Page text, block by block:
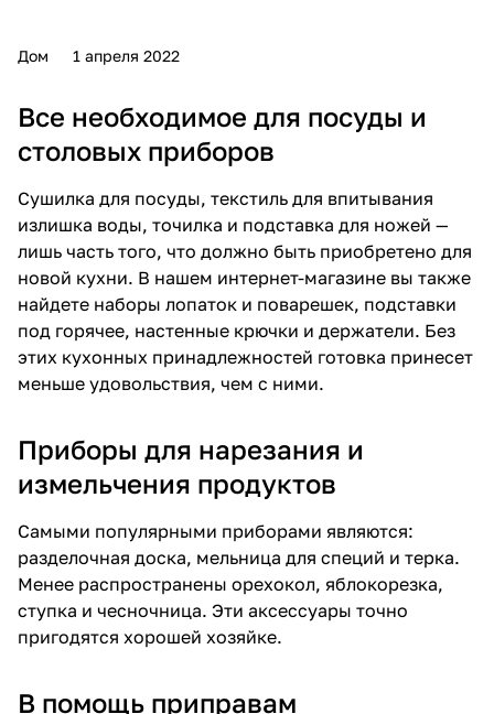
Дом 1 апреля 2022
Все необходимое для посуды и
столовых приборов
Сушилка для посуды, текстиль для впитывания
излишка воды, точилка и подставка для ножей —
лишь часть того, что должно быть приобретено для
новой кухни. В нашем интернет-магазине вы также
найдете наборы лопаток и поварешек, подставки
под горячее, настенные крючки и держатели. Без
этих кухонных принадлежностей готовка принесет
меньше удовольствия, чем с ними.
Приборы для нарезания и
измельчения продуктов
Самыми популярными приборами являются:
разделочная доска, мельница для специй и терка.
Менее распространены орехокол, яблокорезка,
ступка и чесночница. Эти аксессуары точно
пригодятся хорошей хозяйке.
В помощь приправам